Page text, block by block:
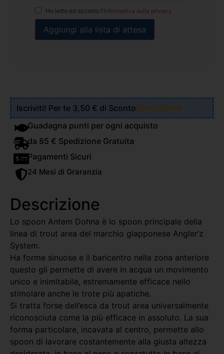
Ho letto ed accetto l'Informativa sulla privacy
Iscriviti! Per te 3,50 € di ScontoScopri Come!
Guadagna punti per ogni acquisto
da 85 € Spedizione Gratuita
Pagamenti Sicuri
24 Mesi di Graranzia
Descrizione
Lo spoon Antem Dohna è lo spoon principale della
linea di trout area del marchio giapponese Angler’z
System.
Ha forme sinuose e il baricentro nella zona anteriore
questo gli permette di avere in acqua un movimento
unico e inimitabile, estremamente efficace nello
stimolare anche le trote più apatiche.
Si tratta forse dell’esca da trout area universalmente
riconosciuta come la più efficace in assoluto. La sua
forma particolare, incavata al centro, permette allo
spoon di lavorare costantemente alla giusta altezza